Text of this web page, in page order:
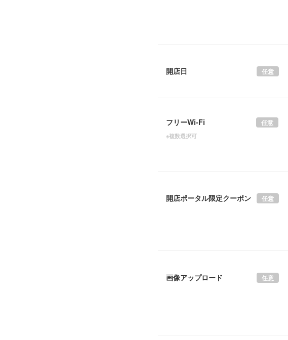
開店日 任意
フリーWi-Fi 任意
※複数選択可
開店ポータル限定クーポン 任意
画像アップロード 任意